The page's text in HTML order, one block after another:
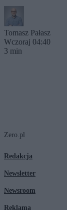
Tomasz Pałasz
Wczoraj 04:40
3 min
Zero.pl
Redakcja
Newsletter
Newsroom
Reklama